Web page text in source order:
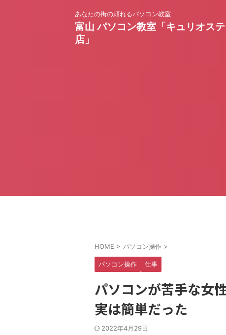
あなたの街の頼れるパソコン教室
富山 パソコン教室「キュリオス
店」
HOME > パソコン操作 >
パソコン操作 仕事
パソコンが苦手な女
実は簡単だった
2022年4月29日